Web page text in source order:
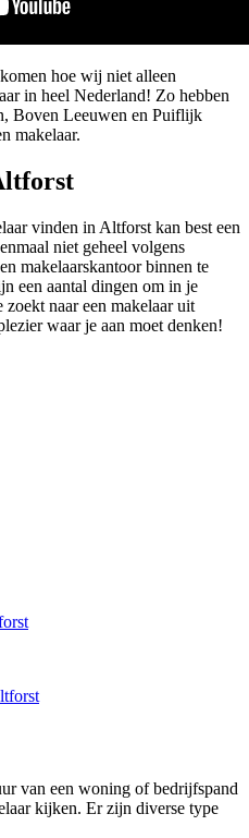
hoe wij niet alleen
in heel Nederland! Zo hebben
Boven Leeuwen en Puiflijk
makelaar.
vinden in Altforst kan best een
niet geheel volgens
makelaarskantoor binnen te
een aantal dingen om in je
naar een makelaar uit
waar je aan moet denken!
van een woning of bedrijfspand
kijken. Er zijn diverse type